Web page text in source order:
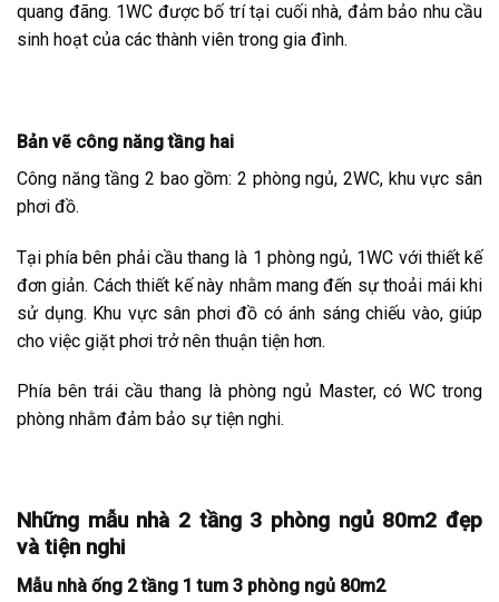
quang đãng. 1WC được bố trí tại cuối nhà, đảm bảo nhu cầu
sinh hoạt của các thành viên trong gia đình.
Bản vẽ công năng tầng hai
Công năng tầng 2 bao gồm: 2 phòng ngủ, 2WC, khu vực sân
phơi đồ.
Tại phía bên phải cầu thang là 1 phòng ngủ, 1WC với thiết kế
đơn giản. Cách thiết kế này nhằm mang đến sự thoải mái khi
sử dụng. Khu vực sân phơi đồ có ánh sáng chiếu vào, giúp
cho việc giặt phơi trở nên thuận tiện hơn.
Phía bên trái cầu thang là phòng ngủ Master, có WC trong
phòng nhằm đảm bảo sự tiện nghi.
Những mẫu nhà 2 tầng 3 phòng ngủ 80m2 đẹp
và tiện nghi
Mẫu nhà ống 2 tầng 1 tum 3 phòng ngủ 80m2